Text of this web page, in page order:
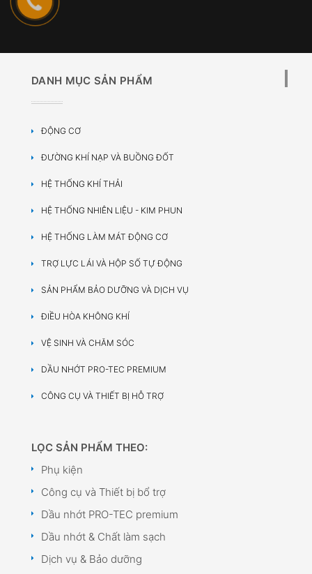
DANH MỤC SẢN PHẨM
ĐỘNG CƠ
ĐƯỜNG KHÍ NẠP VÀ BUỒNG ĐỐT
HỆ THỐNG KHÍ THẢI
HỆ THỐNG NHIÊN LIỆU - KIM PHUN
HỆ THỐNG LÀM MÁT ĐỘNG CƠ
TRỢ LỰC LÁI VÀ HỘP SỐ TỰ ĐỘNG
SẢN PHẨM BẢO DƯỠNG VÀ DỊCH VỤ
ĐIỀU HÒA KHÔNG KHÍ
VỆ SINH VÀ CHĂM SÓC
DẦU NHỚT PRO-TEC PREMIUM
CÔNG CỤ VÀ THIẾT BỊ HỖ TRỢ
LỌC SẢN PHẨM THEO:
Phụ kiện
Công cụ và Thiết bị bổ trợ
Dầu nhớt PRO-TEC premium
Dầu nhớt & Chất làm sạch
Dịch vụ & Bảo dưỡng